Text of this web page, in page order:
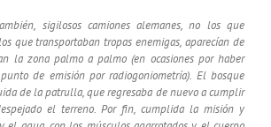
sigilosos camiones alemanes, no los que
que transportaban tropas enemigas, aparecían de
la zona palmo a palmo (en ocasiones por haber
de emisión por radiogoniometría). El bosque
de la patrulla, que regresaba de nuevo a cumplir
el terreno. Por fin, cumplida la misión y